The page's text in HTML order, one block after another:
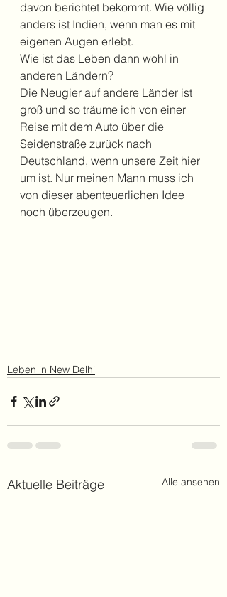
davon berichtet bekommt. Wie völlig
anders ist Indien, wenn man es mit
eigenen Augen erlebt.
Wie ist das Leben dann wohl in
anderen Ländern?
Die Neugier auf andere Länder ist
groß und so träume ich von einer
Reise mit dem Auto über die
Seidenstraße zurück nach
Deutschland, wenn unsere Zeit hier
um ist. Nur meinen Mann muss ich
von dieser abenteuerlichen Idee
noch überzeugen.
Leben in New Delhi
Aktuelle Beiträge Alle ansehen